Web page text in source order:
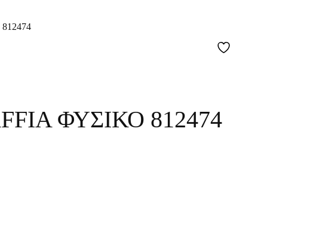
ΦΥΣΙΚΟ 812474